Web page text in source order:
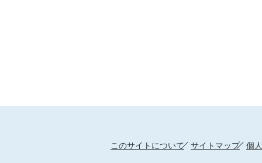
このサイトについて サイトマップ 個